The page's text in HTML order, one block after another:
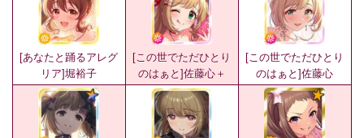
[あなたと踊るアレグ
リア]堀裕子
[この世でただひとり
のはぁと]佐藤心＋
[この世でただひとり
のはぁと]佐藤心